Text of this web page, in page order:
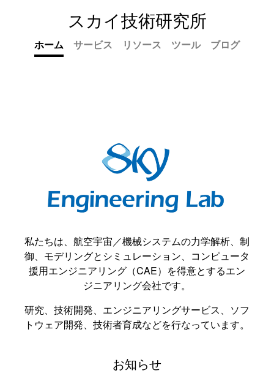
スカイ技術研究所
ホーム サービス リソース ツール ブログ
私たちは、航空宇宙／機械システムの力学解析、制
御、モデリングとシミュレーション、コンピュータ
援用エンジニアリング（CAE）を得意とするエン
ジニアリング会社です。
研究、技術開発、エンジニアリングサービス、ソフ
トウェア開発、技術者育成などを行なっています。
お知らせ